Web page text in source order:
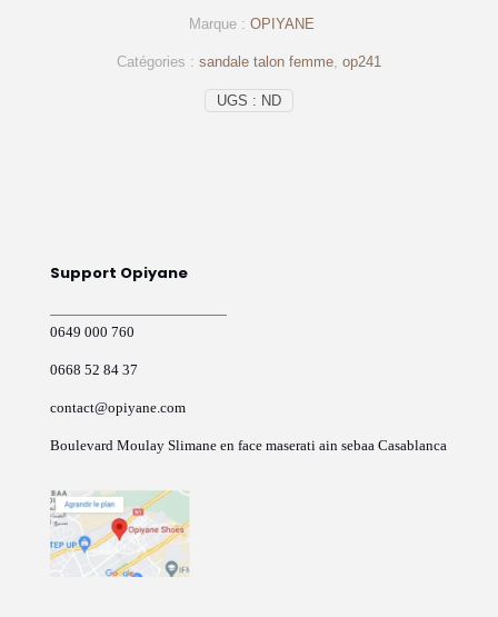
UGS : ND
Catégories : sandale talon femme op241
Marque : OPIYANE
Support Opiyane
0649 000 760
0668 52 84 37
contact@opiyane.com
Boulevard Moulay Slimane en face maserati ain sebaa Casablanca